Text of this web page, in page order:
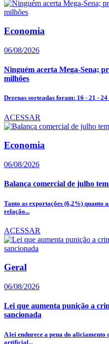
Economia
06/08/2026
Ninguém acerta Mega-Sena;
milhões
Dezenas sorteadas foram: 16 - 21 - 24
ACESSAR
Economia
06/08/2026
Balança comercial de julho
Tanto as exportações (6,2%) quanto
relação...
ACESSAR
Geral
06/08/2026
Lei que aumenta punição a
sancionada
A lei endurece a pena do
artificial...